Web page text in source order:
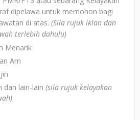
dipelawa untuk memohon bagi
di atas. (Sila rujuk iklan dan
terlebih dahulu)
Menarik
Am
dan lain-lain (sila rujuk kelayakan